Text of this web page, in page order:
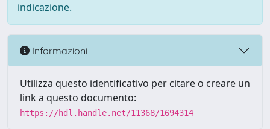
indicazione.
Informazioni
Utilizza questo identificativo per citare o creare un
link a questo documento:
https://hdl.handle.net/11368/1694314